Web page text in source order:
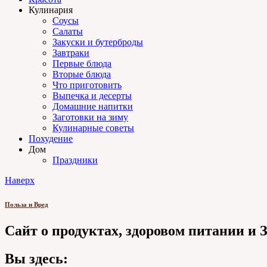
Кулинария
Соусы
Салаты
Закуски и бутерброды
Завтраки
Первые блюда
Вторые блюда
Что приготовить
Выпечка и десерты
Домашние напитки
Заготовки на зиму
Кулинарные советы
Похудение
Дом
Праздники
Наверх
Польза и Вред
Сайт о продуктах, здоровом питании
Вы здесь: